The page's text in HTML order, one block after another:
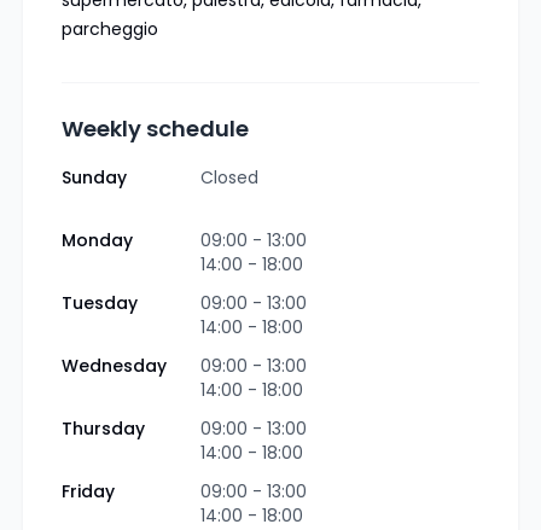
parcheggio
Weekly schedule
Sunday Closed
Monday
09:00 - 13:00
14:00 - 18:00
Tuesday
09:00 - 13:00
14:00 - 18:00
Wednesday
09:00 - 13:00
14:00 - 18:00
Thursday
09:00 - 13:00
14:00 - 18:00
Friday
09:00 - 13:00
14:00 - 18:00